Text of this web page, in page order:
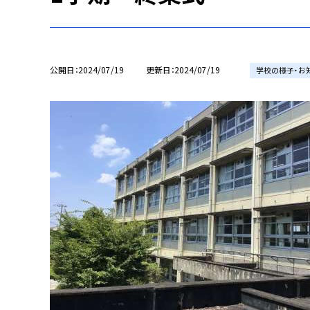
公開日 2024/07/19 更新日 2024/07/19 学校の様子・お